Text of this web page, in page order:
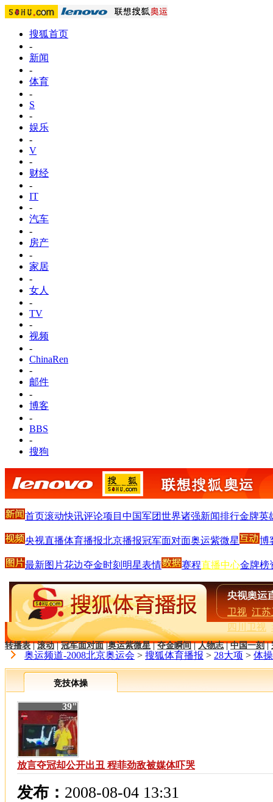
搜狐首页
-
新闻
-
体育
-
S
-
娱乐
-
V
-
财经
-
IT
-
汽车
-
房产
-
家居
-
女人
-
TV
-
视频
-
ChinaRen
-
邮件
-
博客
-
BBS
-
搜狗
首页滚动快讯评论项目 中国军团世界诸强新闻排行金牌英
央视直播体育播报北京播报冠军面对面奥运紫微星 博
最新图片花边夺金时刻 明星表情 赛程直播中心金牌榜
卫视 江
四川卫视
转播表|滚动|冠军面对面|奥运紫微星|夺金瞬间|人物志|中国一刻|
奥运频道-2008北京奥运会 > 搜狐体育播报 > 28大项 > 体操
竞技体操
39"
放言夺冠却公开出丑 程菲劲敌被媒体吓哭
发布： 2008-08-04 13:31